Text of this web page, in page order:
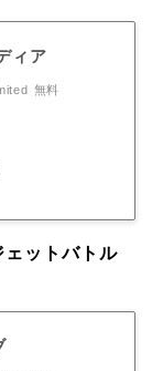
ィア
無料
ェットバトル